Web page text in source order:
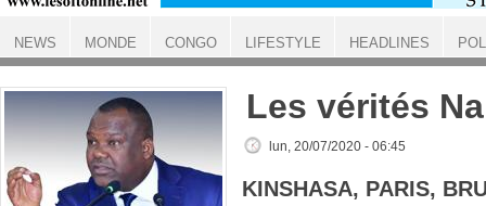
ACCUEIL
Les vérités
lun, 20/07/2020 - 06:45
KINSHASA, PARIS,
NEWS MONDE CONGO LIFESTYLE HEADLINES